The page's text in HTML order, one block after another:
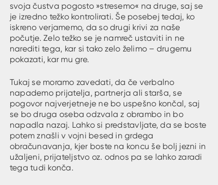
svoja čustva pogosto »stresemo« na druge, saj se
je izredno težko kontrolirati. Še posebej tedaj, ko
iskreno verjamemo, da so drugi krivi za naše
počutje. Zelo težko se je namreč ustaviti in ne
narediti tega, kar si tako zelo želimo – drugemu
pokazati, kar mu gre.
Tukaj se moramo zavedati, da če verbalno
napademo prijatelja, partnerja ali starša, se
pogovor najverjetneje ne bo uspešno končal, saj
se bo druga oseba odzvala z obrambo in bo
napadla nazaj. Lahko si predstavljate, da se boste
potem znašli v vojni besed in grdega
obračunavanja, kjer boste na koncu še bolj jezni in
užaljeni, prijateljstvo oz. odnos pa se lahko zaradi
tega tudi konča.